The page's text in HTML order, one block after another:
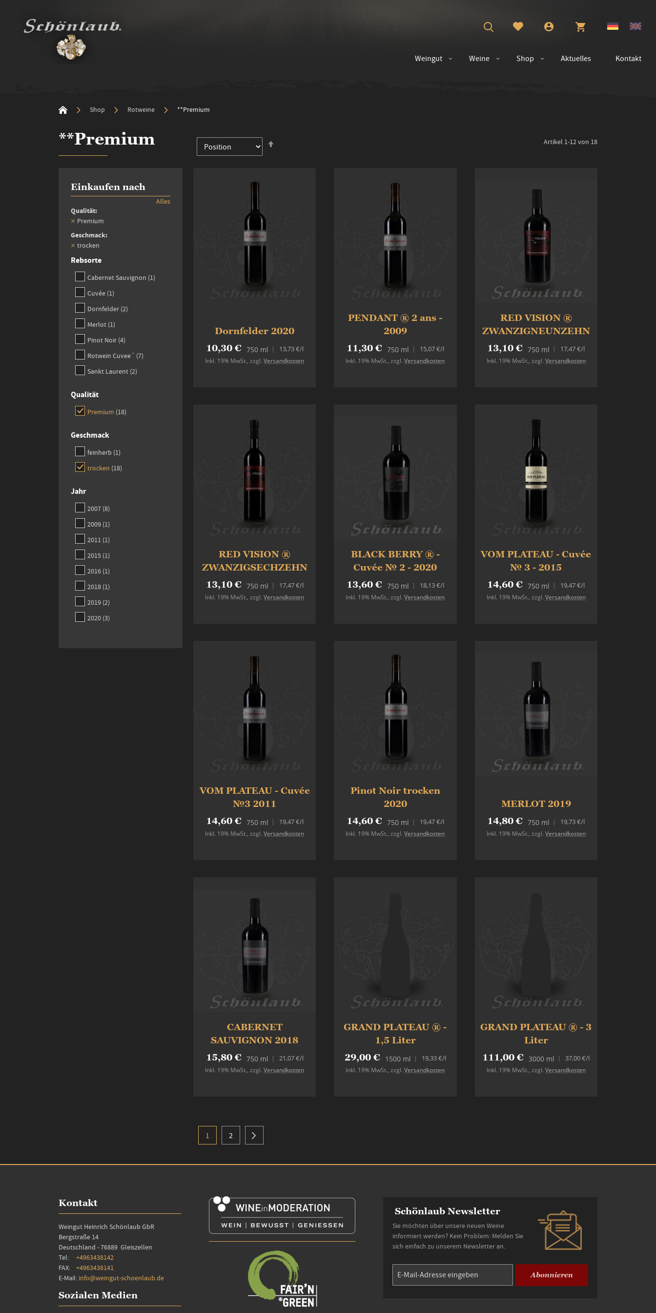
Weine Shop Aktuelles
Weingut Kontakt
Shop Rotweine **Premium
**Premium Artikel 1-12von 18
Dornfelder 2020
10,30 € 750 ml
Inkl. 19% MwSt.,zzgl.Versandkosten
13,73 €/l
PENDANT ® 2 ans -
2009
11,30 € 750 ml
Inkl. 19% MwSt.,zzgl.Versandkosten
15,07 €/l
RED VISION ®
ZWANZIGNEUNZEHN
13,10 € 750 ml
Inkl. 19% MwSt., zzgl. Versandkosten
17,47 €/l
RED VISION ®
ZWANZIGSECHZEHN
13,10 € 750 ml
Inkl. 19% MwSt.,zzgl.Versandkosten
17,47 €/l
BLACK BERRY ® -
Cuvée № 2 - 2020
13,60 € 750 ml
Inkl. 19% MwSt.,zzgl.Versandkosten
18,13 €/l
VOM PLATEAU - Cuvée
№ 3 - 2015
14,60 € 750 ml
Inkl. 19% MwSt., zzgl. Versandkosten
19,47 €/l
VOM PLATEAU - Cuvée
№3 2011
14,60 € 750 ml
Inkl. 19% MwSt.,zzgl.Versandkosten
19,47 €/l
Pinot Noir trocken
2020
14,60 € 750 ml
Inkl. 19% MwSt.,zzgl.Versandkosten
19,47 €/l
MERLOT 2019
14,80 € 750 ml
Inkl. 19% MwSt., zzgl. Versandkosten
19,73 €/l
CABERNET
SAUVIGNON 2018
15,80 € 750 ml
Inkl. 19% MwSt.,zzgl.Versandkosten
21,07 €/l
GRAND PLATEAU ® -
1,5 Liter
29,00 € 1500 ml
Inkl. 19% MwSt.,zzgl.Versandkosten
19,33 €/l
GRAND PLATEAU ® - 3
Liter
111,00 € 3000 ml
Inkl. 19% MwSt., zzgl. Versandkosten
37,00 €/l
Sie lesen gerade Seite
1 Seite
2
Einkaufen nach
Qualität
Premium
Geschmack
trocken
Alles
Rebsorte
Cabernet Sauvignon 1item
Cuvée 1item
Dornfelder 2items
Merlot 1item
Pinot Noir 4items
Rotwein Cuvee´ 7items
Sankt Laurent 2items
Qualität
Premium 18items
Geschmack
feinherb 1item
trocken 18items
Jahr
2007 8items
2009 1item
2011 1item
2015 1item
2016 1item
2018 1item
2019 2items
2020 3items
Kontakt
Weingut Heinrich Schönlaub GbR
Bergstraße 14
Deutschland - 76889 Gleiszellen
Tel: +4963438142
FAX: +4963438141
E-Mail: info@weingut-schoenlaub.de
Sozialen Medien
Schönlaub Newsletter
Sie möchten über unsere neuen Weine
informiert werden? Kein Problem: Melden Sie
sich einfach zu unserem Newsletter an.
Abonnieren